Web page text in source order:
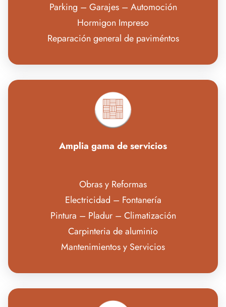
Parking – Garajes – Automoción
Hormigon Impreso
Reparación general de paviméntos
Amplia gama de servicios
Obras y Reformas
Electricidad – Fontanería
Pintura – Pladur – Climatización
Carpinteria de aluminio
Mantenimientos y Servicios